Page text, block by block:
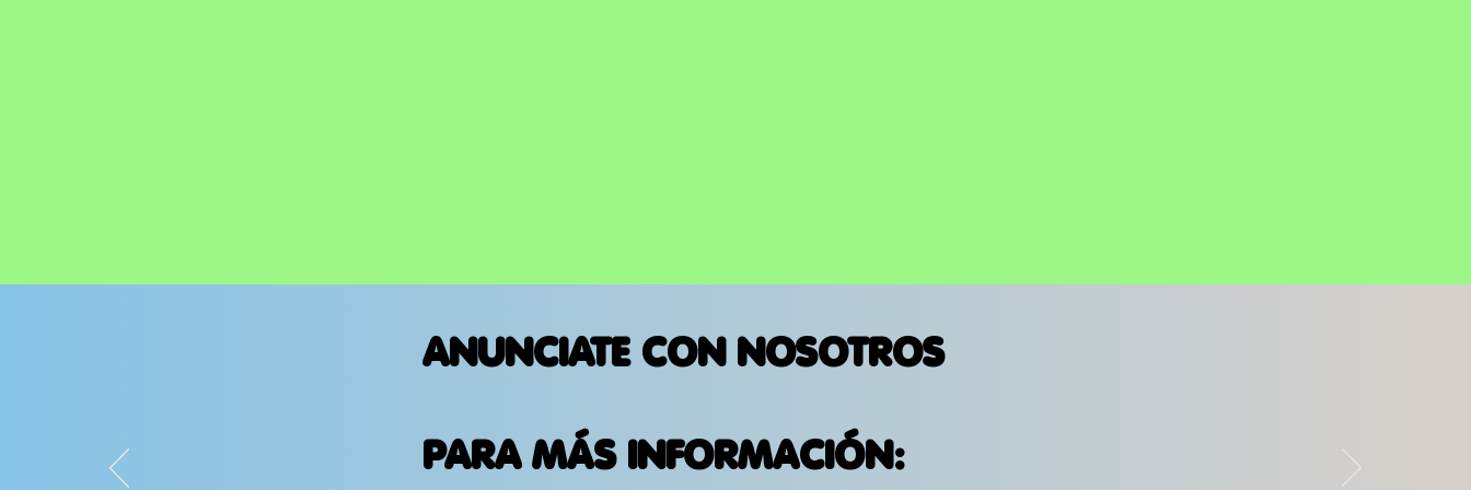
ANUNCIATE CON NOSOTROS
PARA MÁS INFORMACIÓN: